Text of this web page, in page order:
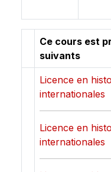
Ce cours est
suivants
Licence en
internationales
Licence en
internationales